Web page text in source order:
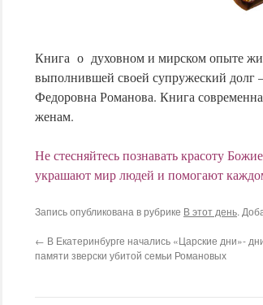
Книга о духовном и мирском опыте
выполнившей своей супружеский долг
Федоровна Романова. Книга
женам.
Не стесняйтесь познавать красоту
украшают мир людей и помогают
Запись опубликована в рубрике В этот день.
← В Екатеринбурге начались «Царские дни»-
памяти зверски убитой семьи Романовых